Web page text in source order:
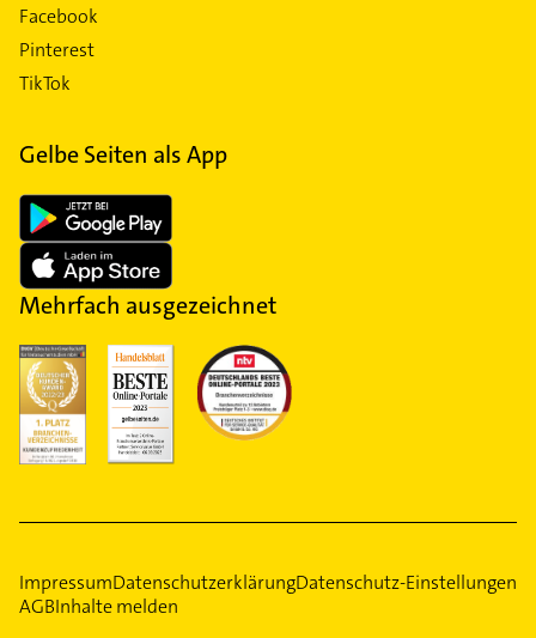
Facebook
Pinterest
TikTok
Gelbe Seiten als App
Mehrfach ausgezeichnet
ImpressumDatenschutzerklärungDatenschutz-Einstellungen
AGBInhalte melden